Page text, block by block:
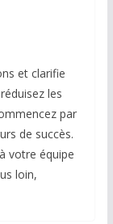
et clarifie
les
par
de succès.
votre équipe
loin,